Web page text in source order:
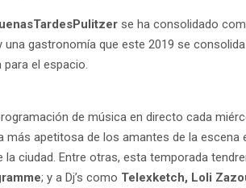
se ha consolidado
una gastronomía que este 2019 se
para el espacio.
de música en directo cada
más apetitosa de los amantes de la
la ciudad. Entre otras, esta temporada
; y a Dj’s como Telexketch, Loli